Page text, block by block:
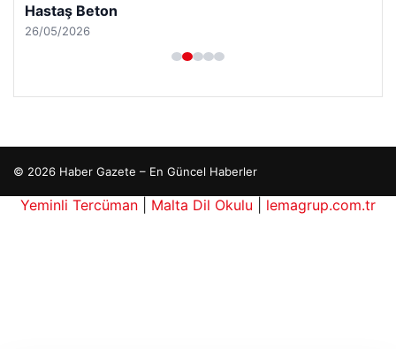
Hastaş Beton
26/05/2026
© 2026 Haber Gazete – En Güncel Haberler
Yeminli Tercüman Malta Dil Okulu
lemagrup.com.tr